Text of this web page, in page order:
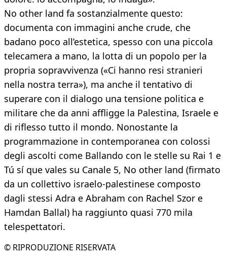
No other land fa sostanzialmente questo:
documenta con immagini anche crude, che
badano poco all’estetica, spesso con una piccola
telecamera a mano, la lotta di un popolo per la
propria sopravvivenza («Ci hanno resi stranieri
nella nostra terra»), ma anche il tentativo di
superare con il dialogo una tensione politica e
militare che da anni affligge la Palestina, Israele e
di riflesso tutto il mondo. Nonostante la
programmazione in contemporanea con colossi
degli ascolti come Ballando con le stelle su Rai 1 e
Tú sí que vales su Canale 5, No other land (firmato
da un collettivo israelo‑palestinese composto
dagli stessi Adra e Abraham con Rachel Szor e
Hamdan Ballal) ha raggiunto quasi 770 mila
telespettatori.
© RIPRODUZIONE RISERVATA